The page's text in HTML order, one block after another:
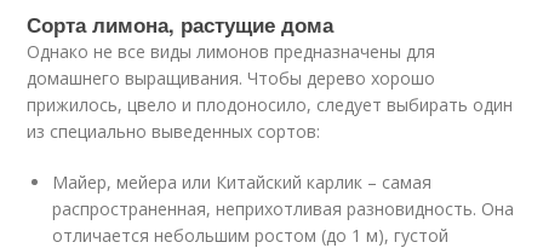
Сорта лимона, растущие дома
Однако не все виды лимонов предназначены для
домашнего выращивания. Чтобы дерево хорошо
прижилось, цвело и плодоносило, следует выбирать один
из специально выведенных сортов:
Майер, мейера или Китайский карлик – самая
распространенная, неприхотливая разновидность. Она
отличается небольшим ростом (до 1 м), густой